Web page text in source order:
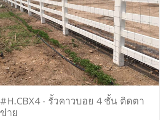
#H.CBX4 - รั้วคาวบอย 4 ชั้น ติดตา
ข่าย